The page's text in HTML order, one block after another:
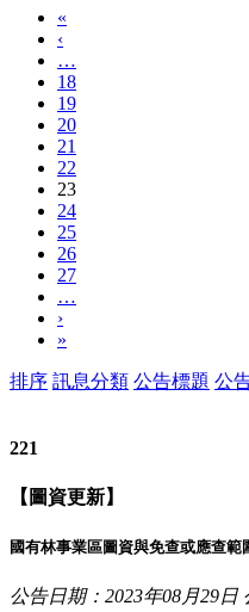
«
‹
…
18
19
20
21
22
23
24
25
26
27
…
›
»
排序 訊息分類 公告標題 公
221
【圖資更新】
國有林事業區圖資與免查或應查範
公告日期：2023年08月29日